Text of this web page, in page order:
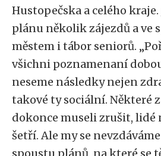
Hustopečska a celého
plánu několik zájezdů a ve
městem i tábor seniorů.
všichni poznamenaní
neseme následky nejen
takové ty sociální. Některé
dokonce museli zrušit, lidé
šetří. Ale my se